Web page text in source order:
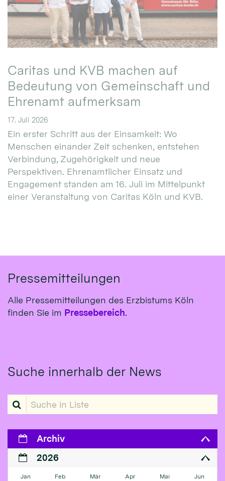
Caritas und KVB machen auf
Bedeutung von Gemeinschaft und
Ehrenamt aufmerksam
17. Juli 2026
Ein erster Schritt aus der Einsamkeit: Wo
Menschen einander Zeit schenken, entstehen
Verbindung, Zugehörigkeit und neue
Perspektiven. Ehrenamtlicher Einsatz und
Engagement standen am 16. Juli im Mittelpunkt
einer Veranstaltung von Caritas Köln und KVB.
Pressemitteilungen
Alle Pressemitteilungen des Erzbistums Köln
finden Sie im Pressebereich.
Suche innerhalb der News
Suche in Liste
Archiv
2026
Jan Feb Mär Apr Mai Jun